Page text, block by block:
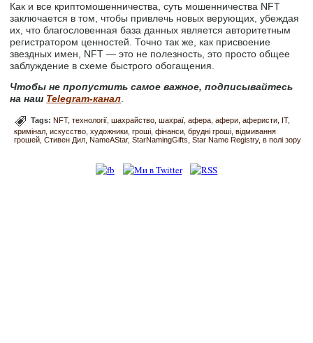
Как и все криптомошенничества, суть мошенничества NFT
заключается в том, чтобы привлечь новых верующих, убеждая
их, что благословенная база данных является авторитетным
регистратором ценностей. Точно так же, как присвоение
звездных имен, NFT — это не полезность, это просто общее
заблуждение в схеме быстрого обогащения.
Чтобы не пропустить самое важное, подписывайтесь
на наш Telegram-канал
Tags:NFT технології шахрайство шахраї афера афери аферисти IT
кримінал искусство художники гроші фінанси брудні гроші відмивання
грошей Стивен Дил NameAStar StarNamingGifts Star Name Registry в полі зору